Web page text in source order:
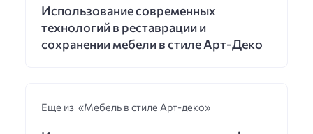
Использование современных
технологий в реставрации и
сохранении мебели в стиле Арт-Деко
Еще из «Мебель в стиле Арт-деко»